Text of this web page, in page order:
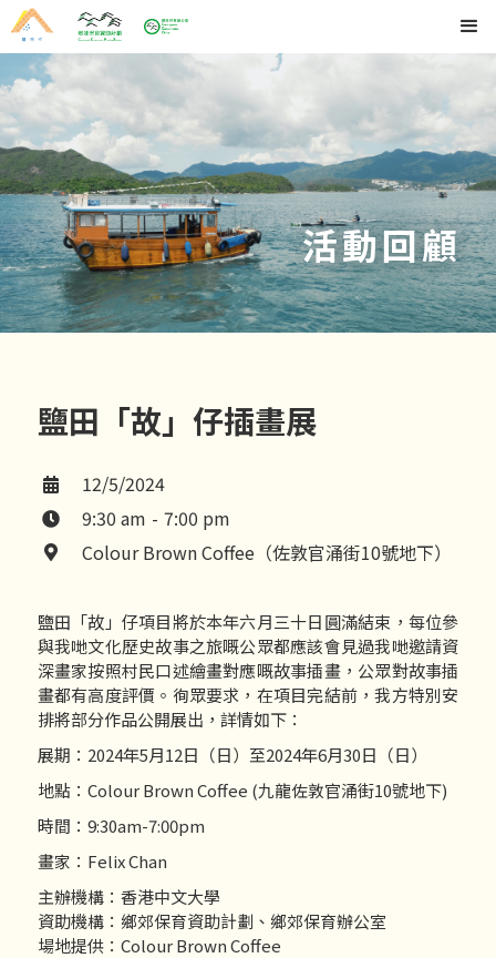
活動回顧
鹽田「故」仔插畫展
 12/5/2024
 9:30 am - 7:00 pm
 Colour Brown Coffee（佐敦官涌街10號地下）
鹽田「故」仔項目將於本年六月三十日圓滿結束，每位參
與我哋文化歷史故事之旅嘅公眾都應該會見過我哋邀請資
深畫家按照村民口述繪畫對應嘅故事插畫，公眾對故事插
畫都有高度評價。徇眾要求，在項目完結前，我方特別安
排將部分作品公開展出，詳情如下：
展期：2024年5月12日（日）至2024年6月30日（日）
地點：Colour Brown Coffee (九龍佐敦官涌街10號地下)
時間：9:30am-7:00pm
畫家：Felix Chan
主辦機構：香港中文大學
資助機構：鄉郊保育資助計劃、鄉郊保育辦公室
場地提供：Colour Brown Coffee